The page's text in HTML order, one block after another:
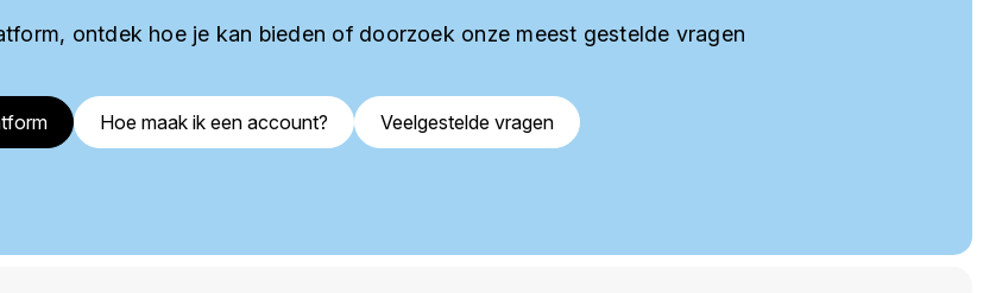
ontdek hoe je kan bieden of doorzoek onze meest gestelde vragen
Hoe maak ik een account? Veelgestelde vragen